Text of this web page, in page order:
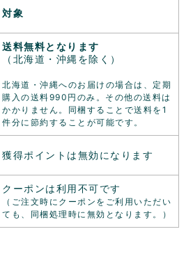
対象
送料無料となります
（北海道・沖縄を除く）
北海道・沖縄へのお届けの場合は、定期
購入の送料990円のみ。その他の送料は
かかりません。同梱することで送料を1
件分に節約することが可能です。
獲得ポイントは無効になります
クーポンは利用不可です
（ご注文時にクーポンをご利用いただい
ても、同梱処理時に無効となります。）